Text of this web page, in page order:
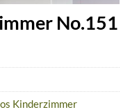
No.151
Kinderzimmer